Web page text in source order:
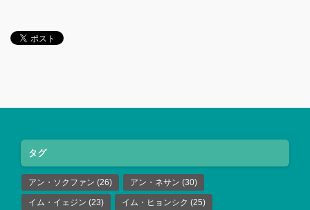
タグ
アン・ソクファン (26) アン・ネサン (30)
イム・イェジン (23) イム・ヒョンシク (25)